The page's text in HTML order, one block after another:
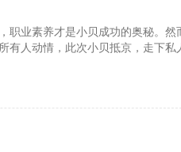
职业素养才是小贝成功的奥秘。然
人动情，此次小贝抵京，走下私